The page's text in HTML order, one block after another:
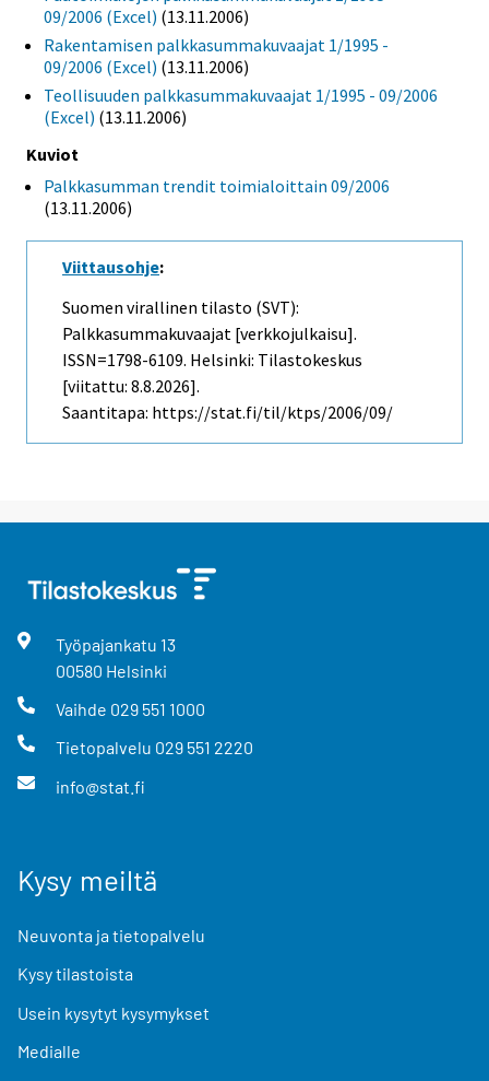
09/2006 (Excel) (13.11.2006)
Rakentamisen palkkasummakuvaajat 1/1995 -
09/2006 (Excel) (13.11.2006)
Teollisuuden palkkasummakuvaajat 1/1995 - 09/2006
(Excel) (13.11.2006)
Kuviot
Palkkasumman trendit toimialoittain 09/2006
(13.11.2006)
Viittausohje:
Suomen virallinen tilasto (SVT):
Palkkasummakuvaajat [verkkojulkaisu].
ISSN=1798-6109. Helsinki: Tilastokeskus
[viitattu: 8.8.2026].
Saantitapa: https://stat.fi/til/ktps/2006/09/
Työpajankatu 13
00580 Helsinki
Vaihde 029 551 1000
Tietopalvelu 029 551 2220
info@stat.fi
Kysy meiltä
Neuvonta ja tietopalvelu
Kysy tilastoista
Usein kysytyt kysymykset
Medialle